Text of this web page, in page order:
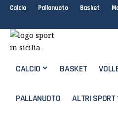
Calcio Pallanuoto Basket
CALCIO BASKET
PALLANUOTO ALTRI SPORT